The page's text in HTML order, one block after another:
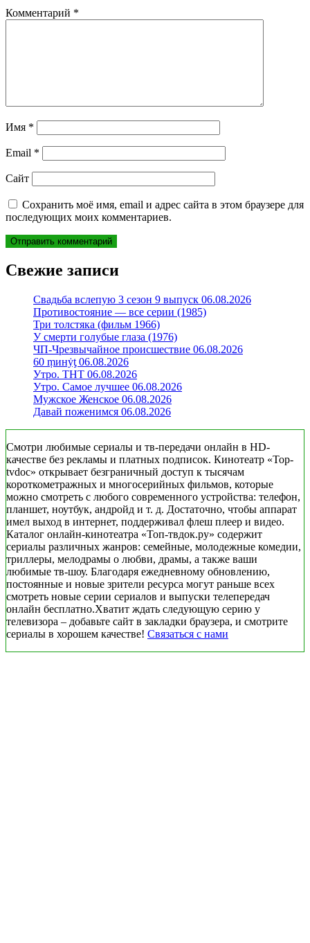
Комментарий *
Имя *
Email *
Сайт
Сохранить моё имя, email и адрес сайта в этом браузере для
последующих моих комментариев.
Свежие записи
Свадьба вслепую 3 сезон 9 выпуск 06.08.2026
Противостояние — все серии (1985)
Три толстяка (фильм 1966)
У смерти голубые глаза (1976)
ЧП-Чрезвычайное происшествие 06.08.2026
60 ṃинẏƫ 06.08.2026
Утро. ТНТ 06.08.2026
Утро. Самое лучшее 06.08.2026
Мужское Женское 06.08.2026
Давай поженимся 06.08.2026
Смотри любимые сериалы и тв-передачи онлайн в HD-
качестве без рекламы и платных подписок. Кинотеатр «Top-
tvdoc» открывает безграничный доступ к тысячам
короткометражных и многосерийных фильмов, которые
можно смотреть с любого современного устройства: телефон,
планшет, ноутбук, андройд и т. д. Достаточно, чтобы аппарат
имел выход в интернет, поддерживал флеш плеер и видео.
Каталог онлайн-кинотеатра «Топ-твдок.ру» содержит
сериалы различных жанров: семейные, молодежные комедии,
триллеры, мелодрамы о любви, драмы, а также ваши
любимые тв-шоу. Благодаря ежедневному обновлению,
постоянные и новые зрители ресурса могут раньше всех
смотреть новые серии сериалов и выпуски телепередач
онлайн бесплатно.Хватит ждать следующую серию у
телевизора – добавьте сайт в закладки браузера, и смотрите
сериалы в хорошем качестве! Связаться с нами